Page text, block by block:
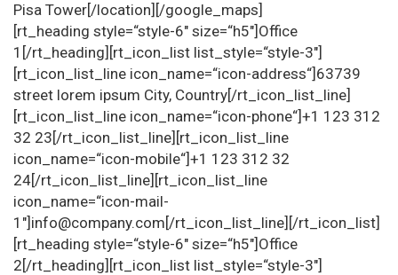
Pisa Tower[/location][/google_maps]
[rt_heading style=“style-6″ size=“h5″]Office
1[/rt_heading][rt_icon_list list_style=“style-3″]
[rt_icon_list_line icon_name=“icon-address“]63739
street lorem ipsum City, Country[/rt_icon_list_line]
[rt_icon_list_line icon_name=“icon-phone“]+1 123 312
32 23[/rt_icon_list_line][rt_icon_list_line
icon_name=“icon-mobile“]+1 123 312 32
24[/rt_icon_list_line][rt_icon_list_line
icon_name=“icon-mail-
1″]info@company.com[/rt_icon_list_line][/rt_icon_list]
[rt_heading style=“style-6″ size=“h5″]Office
2[/rt_heading][rt_icon_list list_style=“style-3″]